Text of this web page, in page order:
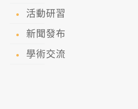
活動研習
新聞發布
學術交流